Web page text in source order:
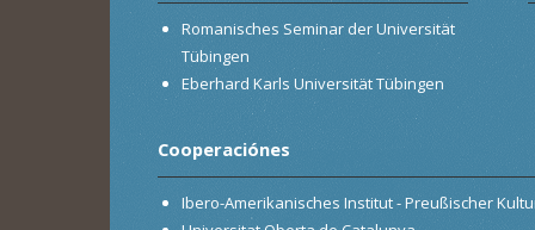
Romanisches Seminar der Universität
Tübingen
Eberhard Karls Universität Tübingen
Cooperaciónes
Ibero-Amerikanisches Institut - Preußischer